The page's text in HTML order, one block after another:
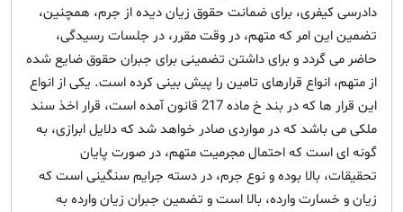
دادرسی کیفری، برای ضمانت حقوق زیان دیده از جرم، همچنین،
تضمین این امر که متهم، در وقت مقرر، در جلسات رسیدگی،
حاضر می گردد و برای داشتن تضمینی برای جبران حقوق ضایع شده
از متهم، انواع قرارهای تامین را پیش بینی کرده است. یکی از انواع
این قرار ها که در بند خ ماده 217 قانون آمده است، قرار اخذ سند
ملکی می باشد که در مواردی صادر خواهد شد که دلایل ابرازی، به
گونه ای است که احتمال مجرمیت متهم، در صورت پایان
تحقیقات، بالا بوده و نوع جرم، در دسته جرایم سنگینی است که
زیان و خسارت وارده، بالا است و تضمین جبران زیان وارده به